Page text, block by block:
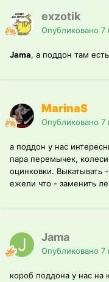
exzotik
Опубликовано 7
Jama, а поддон там
MarinaS
Опубликовано 7
а поддон у нас
пара перемычек,
оцинковки. Выкатывать
ежели что - заменить
Jama
Опубликовано 7
короб поддона у нас на